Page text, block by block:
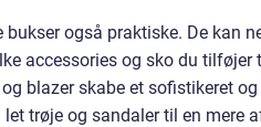
også praktiske. De kan
accessories og sko du tilføjer
blazer skabe et sofistikeret
trøje og sandaler til en mere